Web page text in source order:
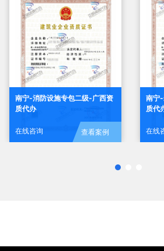
南宁-消防设施专包二级-广西资
质代办
在线咨询 查看案例
南宁
质代
在线